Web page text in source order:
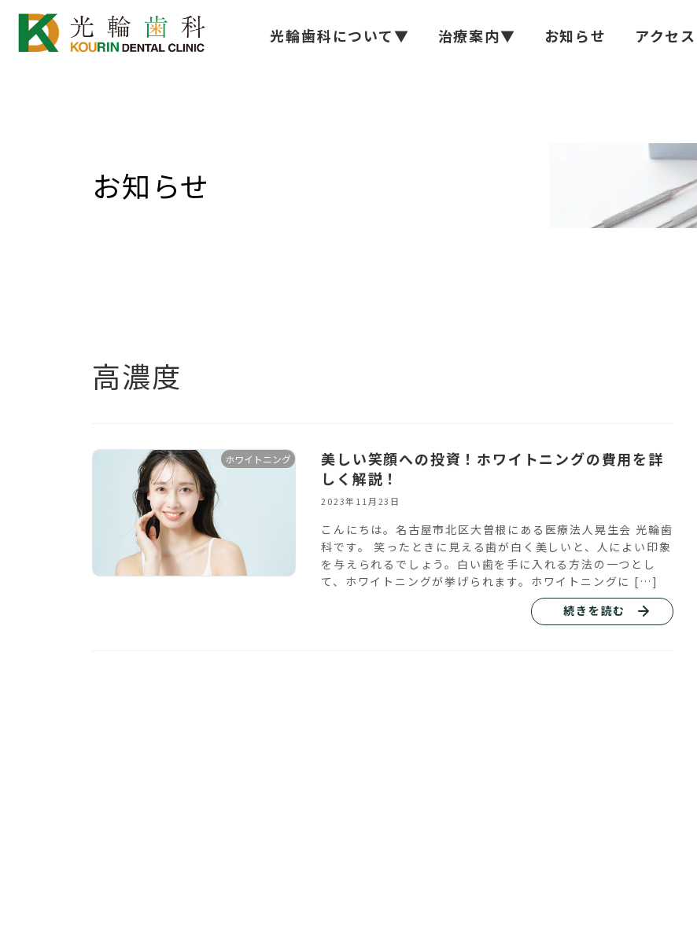
光輪歯科について▼ 治療案内▼ お知らせ アクセス
お知らせ
高濃度
ホワイトニング
美しい笑顔への投資！ホワイトニングの費用を詳
しく解説！
2023年11月23日
こんにちは。名古屋市北区大曽根にある医療法人晃生会 光輪歯
科です。 笑ったときに見える歯が白く美しいと、人によい印象
を与えられるでしょう。白い歯を手に入れる方法の一つとし
て、ホワイトニングが挙げられます。ホワイトニングに […]
続きを読む